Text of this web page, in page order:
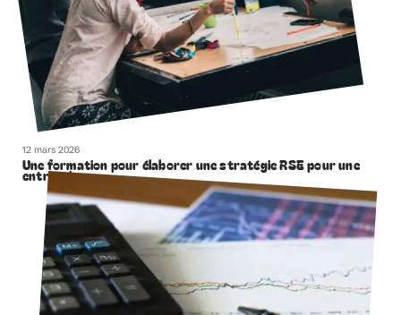
12 mars 2026
Une formation pour élaborer une stratégie RSE pour une
entreprise